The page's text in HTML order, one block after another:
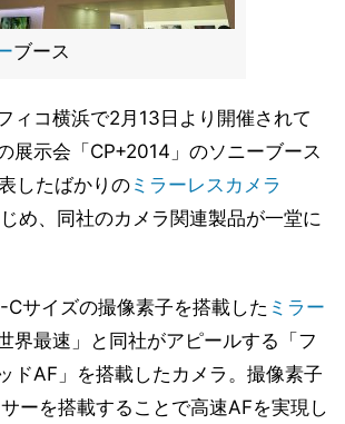
ブース
ィコ横浜で2月13日より開催されて
展示会「CP+2014」のソニーブース
したばかりの ミラーレスカメラ
め、同社のカメラ関連製品が一堂に
Cサイズの撮像素子を搭載した ミラー
界最速」と同社がアピールする「フ
ドAF」を搭載したカメラ。撮像素子
ーを搭載することで高速AFを実現し